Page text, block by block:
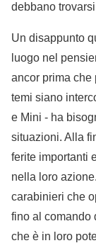
debbano
Un disappunto
luogo nel
ancor prima che
temi siano
e Mini - ha
situazioni. Alla
ferite importanti
nella loro
carabinieri che
fino al comando
che è in loro